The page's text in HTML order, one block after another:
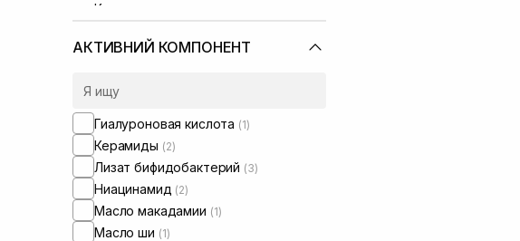
Кожа лица с расширенными порами
Кожа лица с нарушенным
микробиомом
АКТИВНИЙ КОМПОНЕНТ
Гиалуроновая кислота (1)
Керамиды (2)
Лизат бифидобактерий (3)
Ниацинамид (2)
Масло макадамии (1)
Масло ши (1)